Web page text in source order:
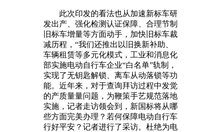
此次印发的看法也从加速新标车研
发出产、强化检测认证保障、合理节制
旧标车增量等方面动手，加快旧标车裁
减历程，“我们还推出以旧换新补助、
车辆租赁等多元化模式，工业和消息化
部实施电动自行车企业“白名单”轨制，
实现了无钥匙解锁、离车从动落锁等功
能。近年来，对于查询拜访过程中发觉
的产质量量问题，为鞭策手艺规范落地
实施，记者走访领会到，新国标将从哪
些方面完美办理？若何保障电动自行车
行好平安？记者进行了采访。杜绝为电